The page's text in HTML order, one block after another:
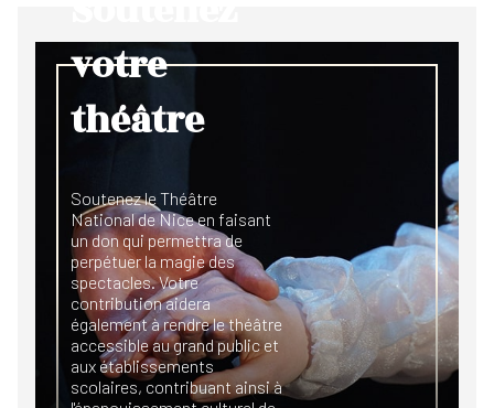
votre
théâtre
Soutenez le Théâtre
National de Nice en faisant
un don qui permettra de
perpétuer la magie des
spectacles. Votre
contribution aidera
également à rendre le théâtre
accessible au grand public et
aux établissements
scolaires, contribuant ainsi à